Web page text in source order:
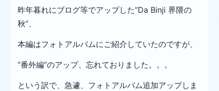
昨年暮れにブログ等でアップした”Da Binji 界隈の
秋”、
本編はフォトアルバムにご紹介していたのですが、
”番外編”のアップ、忘れておりました。。。
という訳で、急遽、フォトアルバム追加アップしま